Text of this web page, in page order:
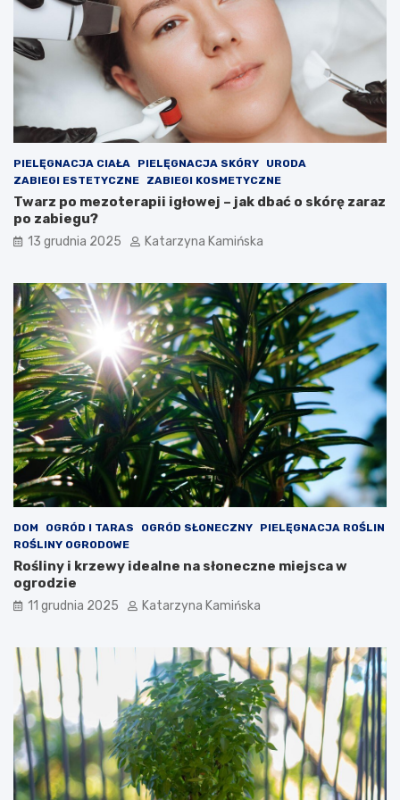
k
o
ś
w
e
t
r
z
a
o
m
i
e
s
z
c
z
e
n
i
a
c
h
e
s
t
l
m
?
P
r
o
k
t
y
,
k
t
ó
r
e
w
a
r
t
o
s
p
o
ż
w
ć
PIELĘGNACJA CIAŁA PIELĘGNACJA SKÓRY
URODA
ZABIEGI ESTETYCZNE
ZABIEGI KOSMETYCZNE
Twarz po mezoterapii igłowej – jak dbać o skórę zaraz
po zabiegu?
13 grudnia 2025 Katarzyna Kamińska
DOM OGRÓD I TARAS OGRÓD SŁONECZNY
PIELĘGNACJA ROŚLIN
ROŚLINY OGRODOWE
Rośliny i krzewy idealne na słoneczne miejsca w
ogrodzie
11 grudnia 2025 Katarzyna Kamińska